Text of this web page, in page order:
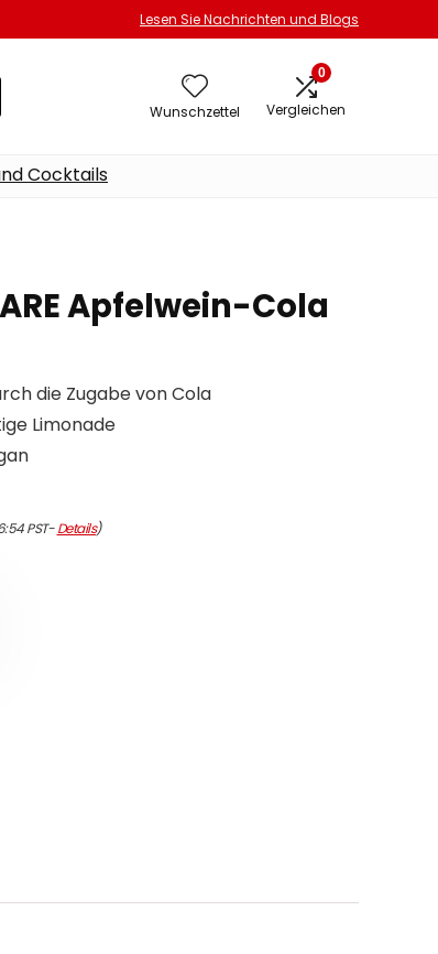
Lesen Sie Nachrichten und Blogs
Wunschzettel
0
Vergleichen
Cocktails
Apfelwein-Cola
die Zugabe von Cola
Limonade
PST-Details)